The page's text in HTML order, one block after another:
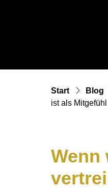
Start Blog
ist als Mitgefühl
Wenn